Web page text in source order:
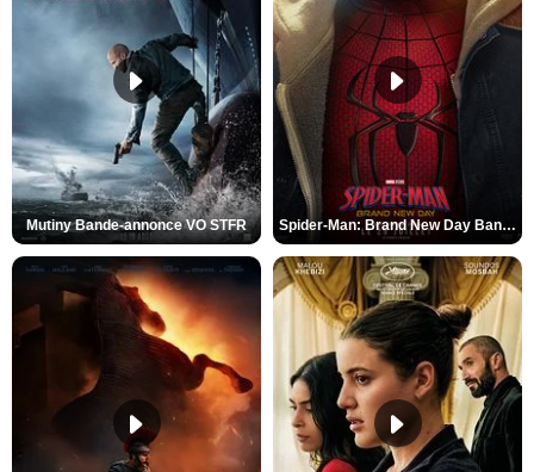
Mutiny Bande-annonce VO STFR Spider-Man: Brand New Day Bande-annonce VO STFR